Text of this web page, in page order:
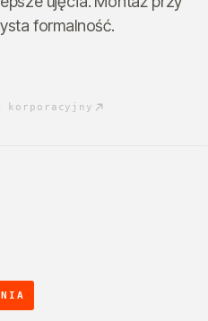
formalność.
korporacyjny